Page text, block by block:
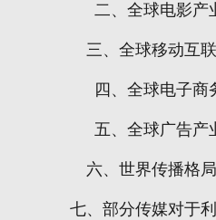
二、全球电影产
三、全球移动互
四、全球电子商
五、全球广告产
六、世界传播格
七、部分传媒对于